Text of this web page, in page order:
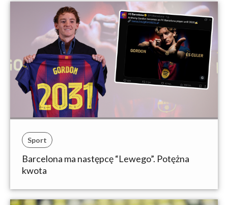
Sport
Barcelona ma następcę “Lewego”. Potężna
kwota